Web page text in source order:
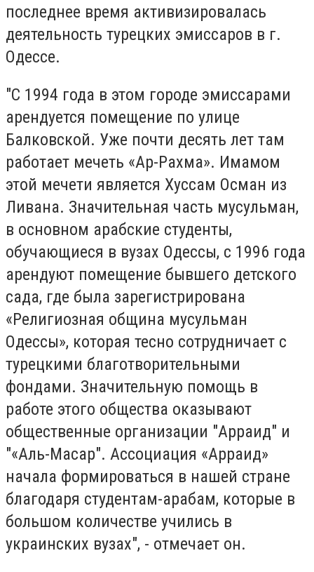
последнее время активизировалась
деятельность турецких эмиссаров в г.
Одессе.
"С 1994 года в этом городе эмиссарами
арендуется помещение по улице
Балковской. Уже почти десять лет там
работает мечеть «Ар-Рахма». Имамом
этой мечети является Хуссам Осман из
Ливана. Значительная часть мусульман,
в основном арабские студенты,
обучающиеся в вузах Одессы, с 1996 года
арендуют помещение бывшего детского
сада, где была зарегистрирована
«Религиозная община мусульман
Одессы», которая тесно сотрудничает с
турецкими благотворительными
фондами. Значительную помощь в
работе этого общества оказывают
общественные организации "Арраид" и
"«Аль-Масар". Ассоциация «Арраид»
начала формироваться в нашей стране
благодаря студентам-арабам, которые в
большом количестве учились в
украинских вузах", - отмечает он.